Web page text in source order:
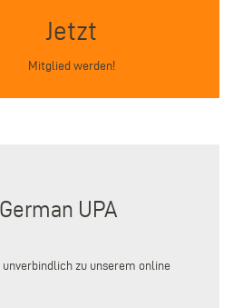
Jetzt
Mitglied werden!
UPA
zu unserem online